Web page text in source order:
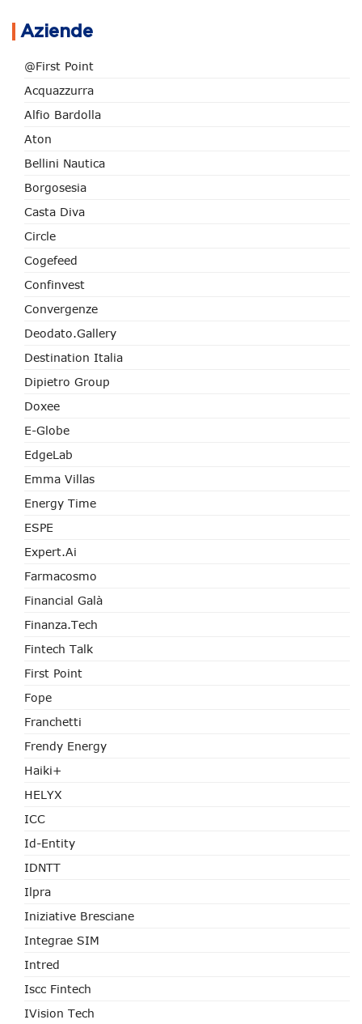
Aziende
@First Point
Acquazzurra
Alfio Bardolla
Aton
Bellini Nautica
Borgosesia
Casta Diva
Circle
Cogefeed
Confinvest
Convergenze
Deodato.Gallery
Destination Italia
Dipietro Group
Doxee
E-Globe
EdgeLab
Emma Villas
Energy Time
ESPE
Expert.ai
Farmacosmo
Financial Galà
Finanza.tech
Fintech Talk
First Point
Fope
Franchetti
Frendy Energy
Haiki+
HELYX
ICC
Id-Entity
IDNTT
Ilpra
Iniziative Bresciane
Integrae SIM
Intred
Iscc Fintech
IVision Tech